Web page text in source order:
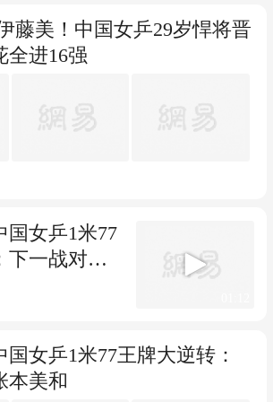
藤美！中国女乒29岁悍将晋
全进16强
国女乒1米77
下一战对决
女乒1米77王牌大逆转：
本美和